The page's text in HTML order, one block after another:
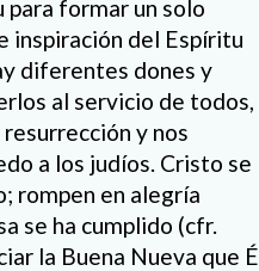
formar un solo
inspiración del Espíritu
diferentes dones y
al servicio de todos,
y nos
a los judíos. Cristo se
rompen en alegría
se ha cumplido (cfr.
la Buena Nueva que